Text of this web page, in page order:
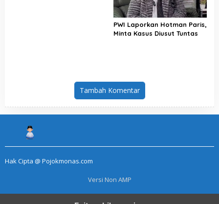
PWI Laporkan Hotman Paris,
Minta Kasus Diusut Tuntas
Tambah Komentar
Hak Cipta @ Pojokmonas.com
Versi Non AMP